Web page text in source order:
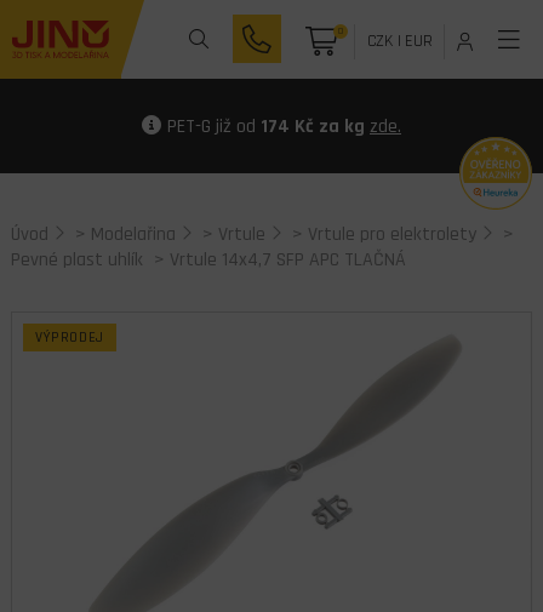
0 CZK| EUR
PET-G již od 174 Kč za kg zde.
Úvod > Modelařina > Vrtule > Vrtule pro elektrolety
>
Pevné plast uhlík > Vrtule 14x4,7 SFP APC TLAČNÁ
VÝPRODEJ